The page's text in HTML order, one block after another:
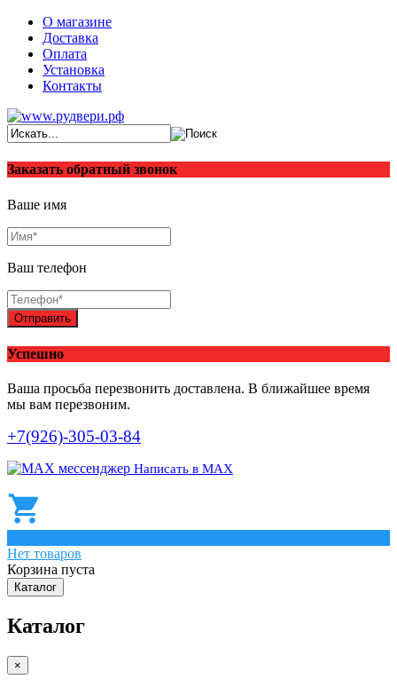
О магазине
Доставка
Оплата
Установка
Контакты
Заказать обратный звонок
Ваше имя
Ваш телефон
Отправить
Успешно
Ваша просьба перезвонить доставлена. В ближайшее время
мы вам перезвоним.
+7(926)-305-03-84
Написать в МАХ
Нет товаров
Корзина пуста
Каталог
Каталог
×